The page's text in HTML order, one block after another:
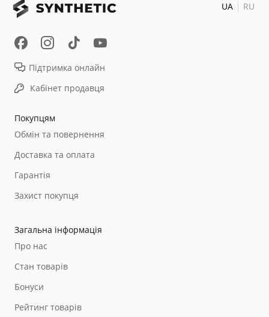
Покупцям
Обмін та повернення
Доставка та оплата
Гарантія
Захист покупця
Загальна інформація
Про нас
Стан товарів
Бонуси
Рейтинг товарів
Підтримка онлайн
Кабінет продавця
UA RU